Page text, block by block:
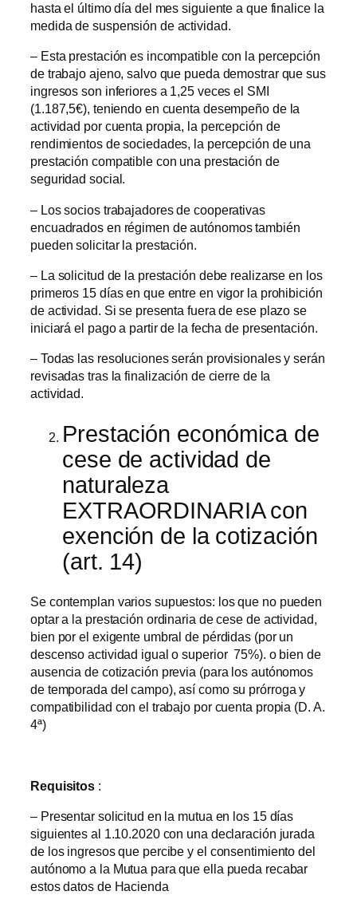
hasta el último día del mes siguiente a que finalice la
medida de suspensión de actividad.
– Esta prestación es incompatible con la percepción
de trabajo ajeno, salvo que pueda demostrar que sus
ingresos son inferiores a 1,25 veces el SMI
(1.187,5€), teniendo en cuenta desempeño de la
actividad por cuenta propia, la percepción de
rendimientos de sociedades, la percepción de una
prestación compatible con una prestación de
seguridad social.
– Los socios trabajadores de cooperativas
encuadrados en régimen de autónomos también
pueden solicitar la prestación.
– La solicitud de la prestación debe realizarse en los
primeros 15 días en que entre en vigor la prohibición
de actividad. Si se presenta fuera de ese plazo se
iniciará el pago a partir de la fecha de presentación.
– Todas las resoluciones serán provisionales y serán
revisadas tras la finalización de cierre de la
actividad.
Prestación económica de
cese de actividad de
naturaleza
EXTRAORDINARIA con
exención de la cotización
(art. 14)
Se contemplan varios supuestos: los que no pueden
optar a la prestación ordinaria de cese de actividad,
bien por el exigente umbral de pérdidas (por un
descenso actividad igual o superior 75%). o bien de
ausencia de cotización previa (para los autónomos
de temporada del campo), así como su prórroga y
compatibilidad con el trabajo por cuenta propia (D. A.
4ª)
Requisitos :
– Presentar solicitud en la mutua en los 15 días
siguientes al 1.10.2020 con una declaración jurada
de los ingresos que percibe y el consentimiento del
autónomo a la Mutua para que ella pueda recabar
estos datos de Hacienda